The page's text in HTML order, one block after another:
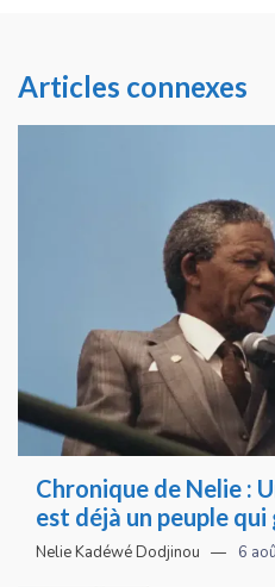
Articles connexes
Chronique de Nelie :
est déjà un peuple qui
Nelie Kadéwé Dodjinou 6